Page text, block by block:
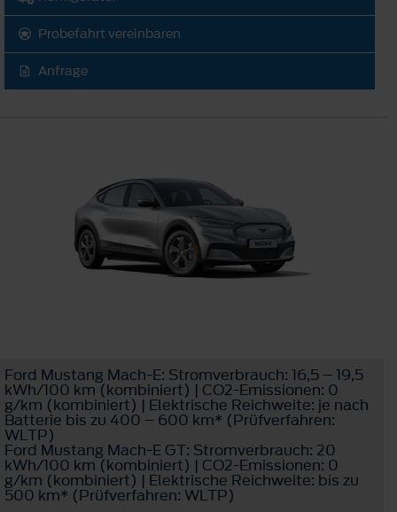
Probefahrt vereinbaren
Anfrage
Ford Mustang Mach-E: Stromverbrauch: 16,5 – 19,5
kWh/100 km (kombiniert) | CO2-Emissionen: 0
g/km (kombiniert) | Elektrische Reichweite: je nach
Batterie bis zu 400 – 600 km* (Prüfverfahren:
WLTP)
Ford Mustang Mach-E GT: Stromverbrauch: 20
kWh/100 km (kombiniert) | CO2-Emissionen: 0
g/km (kombiniert) | Elektrische Reichweite: bis zu
500 km* (Prüfverfahren: WLTP)